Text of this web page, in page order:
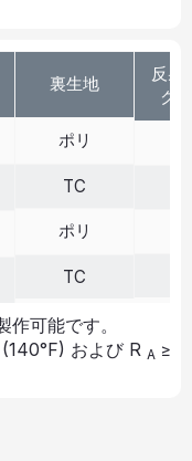
裏生地
ポリ
TC
ポリ
TC
反射
ク
可能です。
および R A ≥